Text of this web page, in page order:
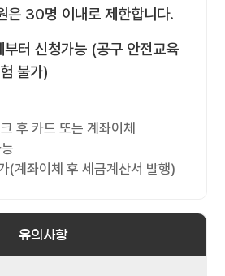
은 30명 이내로 제한합니다.
터 신청가능 (공구 안전교육
불가)
후 카드 또는 계좌이체
(계좌이체 후 세금계산서 발행)
유의사항